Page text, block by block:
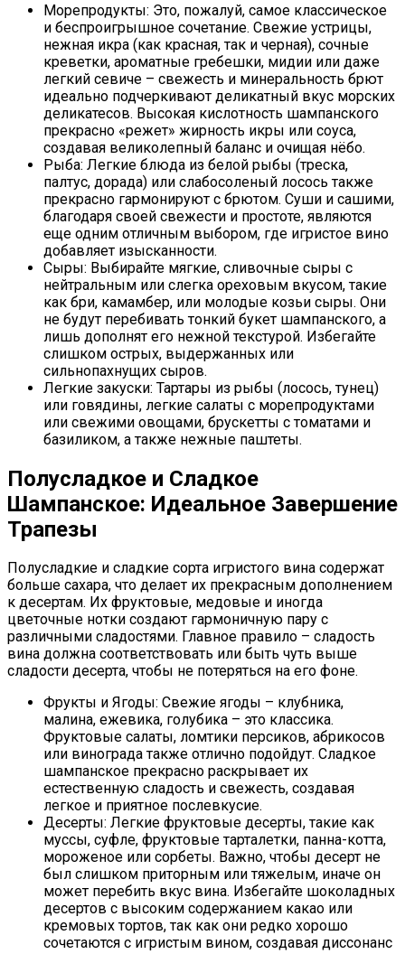
Морепродукты: Это, пожалуй, самое классическое
и беспроигрышное сочетание. Свежие устрицы,
нежная икра (как красная, так и черная), сочные
креветки, ароматные гребешки, мидии или даже
легкий севиче – свежесть и минеральность брют
идеально подчеркивают деликатный вкус морских
деликатесов. Высокая кислотность шампанского
прекрасно «режет» жирность икры или соуса,
создавая великолепный баланс и очищая нёбо.
Рыба: Легкие блюда из белой рыбы (треска,
палтус, дорада) или слабосоленый лосось также
прекрасно гармонируют с брютом. Суши и сашими,
благодаря своей свежести и простоте, являются
еще одним отличным выбором, где игристое вино
добавляет изысканности.
Сыры: Выбирайте мягкие, сливочные сыры с
нейтральным или слегка ореховым вкусом, такие
как бри, камамбер, или молодые козьи сыры. Они
не будут перебивать тонкий букет шампанского, а
лишь дополнят его нежной текстурой. Избегайте
слишком острых, выдержанных или
сильнопахнущих сыров.
Легкие закуски: Тартары из рыбы (лосось, тунец)
или говядины, легкие салаты с морепродуктами
или свежими овощами, брускетты с томатами и
базиликом, а также нежные паштеты.
Полусладкое и Сладкое
Шампанское: Идеальное Завершение
Трапезы
Полусладкие и сладкие сорта игристого вина содержат
больше сахара, что делает их прекрасным дополнением
к десертам. Их фруктовые, медовые и иногда
цветочные нотки создают гармоничную пару с
различными сладостями. Главное правило – сладость
вина должна соответствовать или быть чуть выше
сладости десерта, чтобы не потеряться на его фоне.
Фрукты и Ягоды: Свежие ягоды – клубника,
малина, ежевика, голубика – это классика.
Фруктовые салаты, ломтики персиков, абрикосов
или винограда также отлично подойдут. Сладкое
шампанское прекрасно раскрывает их
естественную сладость и свежесть, создавая
легкое и приятное послевкусие.
Десерты: Легкие фруктовые десерты, такие как
муссы, суфле, фруктовые тарталетки, панна-котта,
мороженое или сорбеты. Важно, чтобы десерт не
был слишком приторным или тяжелым, иначе он
может перебить вкус вина. Избегайте шоколадных
десертов с высоким содержанием какао или
кремовых тортов, так как они редко хорошо
сочетаются с игристым вином, создавая диссонанс